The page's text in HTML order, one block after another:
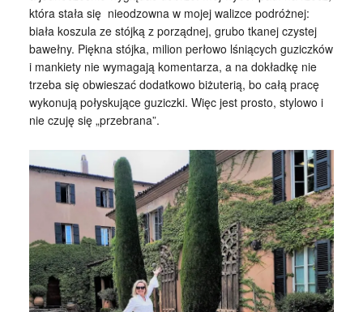
która stała się nieodzowna w mojej walizce podróżnej:
biała koszula ze stójką z porządnej, grubo tkanej czystej
bawełny. Piękna stójka, milion perłowo lśniących guziczków
i mankiety nie wymagają komentarza, a na dokładkę nie
trzeba się obwieszać dodatkowo biżuterią, bo całą pracę
wykonują połyskujące guziczki. Więc jest prosto, stylowo i
nie czuję się „przebrana”.